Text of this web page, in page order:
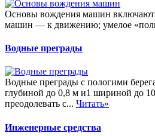
Основы вождения машин
машин — к движению; умелое
Водные преграды
Водные преграды с пологими
глубиной до 0,8 м и1 шириной до
преодолевать с... Читать»
Инженерные средства